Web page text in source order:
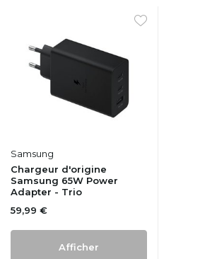
Samsung
Chargeur d'origine
Samsung 65W Power
Adapter - Trio
59,99 €
Afficher